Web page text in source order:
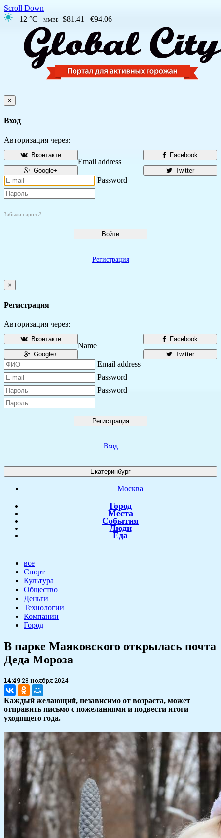
Scroll Down
+12 °C
ММВБ $81.41 €94.06
×
Вход
Авторизация через:
Facebook
Вконтакте
Twitter
Google+
Email address
Password
Забыли пароль?
Войти
Регистрация
×
Регистрация
Авторизация через:
Facebook
Вконтакте
Twitter
Google+
Name
Email address
Password
Password
Регистрация
Вход
Екатеринбург
Москва
Город
Места
События
Люди
Еда
все
Спорт
Культура
Общество
Деньги
Технологии
Компании
Город
В парке Маяковского открылась почта
Деда Мороза
14:4928 ноября 2024
Каждый желающий, независимо от возраста, может
отправить письмо с пожеланиями и подвести итоги
уходящего года.